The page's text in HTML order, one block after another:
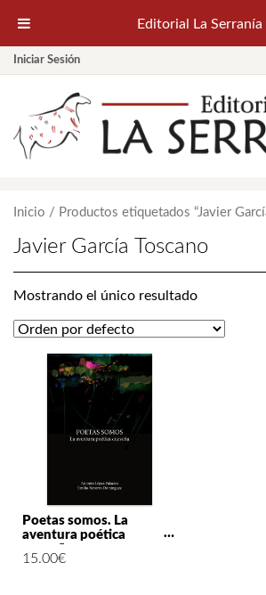
Iniciar Sesión
Inicio / Productos etiquetados “Javier
Javier García Toscano
Mostrando el único resultado
Poetas somos. La
aventura poética
cueveña
15.00€
Editorial La Serranía